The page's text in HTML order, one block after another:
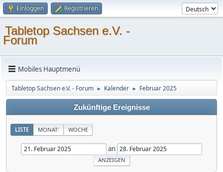
Einloggen Registrieren
Tabletop Sachsen e.V. -
Forum
Mobiles Hauptmenü
Tabletop Sachsen e.V. - Forum ► Kalender ► Februar 2025
Zukünftige Ereignisse
LISTE MONAT: WOCHE
an